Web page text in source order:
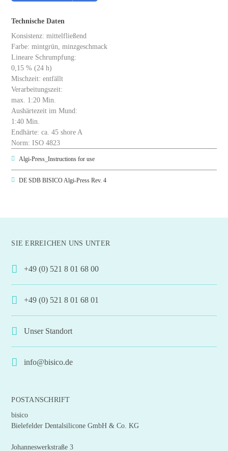
Technische Daten
Konsistenz: mittelfließend
Farbe: mintgrün, minzgeschmack
Lineare Schrumpfung:
0,15 % (24 h)
Mischzeit: entfällt
Verarbeitungszeit:
max. 1:20 Min.
Aushärtezeit im Mund:
1:40 Min.
Endhärte: ca. 45 shore A
Norm: ISO 4823
Algi-Press_Instructions for use
DE SDB BISICO Algi-Press Rev. 4
SIE ERREICHEN UNS UNTER
+49 (0) 521 8 01 68 00
+49 (0) 521 8 01 68 01
Unser Standort
info@bisico.de
POSTANSCHRIFT
bisico
Bielefelder Dentalsilicone GmbH & Co. KG
Johanneswerkstraße 3